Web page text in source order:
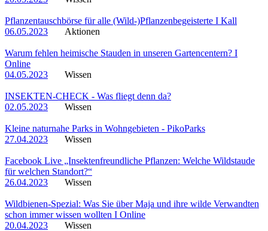
Pflanzentauschbörse für alle (Wild-)Pflanzenbegeisterte I Kall
06.05.2023
Aktionen
Warum fehlen heimische Stauden in unseren Gartencentern? I
Online
04.05.2023
Wissen
INSEKTEN-CHECK - Was fliegt denn da?
02.05.2023
Wissen
Kleine naturnahe Parks in Wohngebieten - PikoParks
27.04.2023
Wissen
Facebook Live „Insektenfreundliche Pflanzen: Welche Wildstaude
für welchen Standort?“
26.04.2023
Wissen
Wildbienen-Spezial: Was Sie über Maja und ihre wilde Verwandten
schon immer wissen wollten I Online
20.04.2023
Wissen